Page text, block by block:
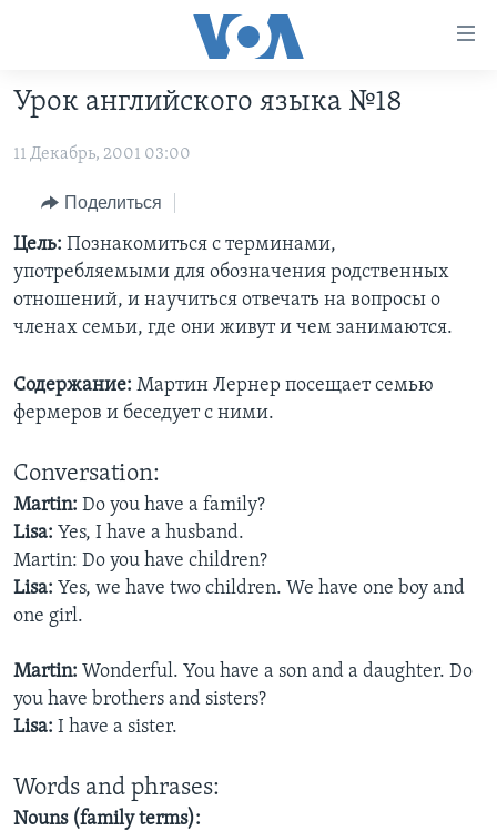
Перейти
на
основной
Перейти
основной
навигации
Перейти
ГЛАВНОЕ
ПРОГРАММЫ
АМЕРИКА
НОВОСТИ ЗА МИНУТУ
ИТОГИ
ДЕТАЛИ
АМЕРИКА. БОЛЬШОЕ ПУТЕШЕСТВИЕ
ПРОЕКТЫ
УЧИМ АНГЛИЙСКИЙ
НАША АМЕРИКАНСКАЯ ИСТОРИЯ
АМЕРИКАНСКИЕ ГОРОДКИ
ЭКСПЕРТИЗА
ИНТЕРВЬЮ
ФАКТЫ ПРОТИВ ФЕЙКОВ
УЧИМ АНГЛИЙСКИЙ
ПОДПИСКА НА НОВОСТИ
Learning English
СОЦИАЛЬНЫЕ СЕТИ
Языки
Урок английского языка №18
11 Декабрь, 2001 03:00
Поделиться
Цель: Познакомиться с терминами,
употребляемыми для обозначения родственных
отношений, и научиться отвечать на вопросы о
членах семьи, где они живут и чем занимаются.
Содержание: Мартин Лернер посещает семью
фермеров и беседует с ними.
Conversation:
Martin: Do you have a family?
Lisa: Yes, I have a husband.
Martin: Do you have children?
Lisa: Yes, we have two children. We have one boy and
one girl.
Martin: Wonderful. You have a son and a daughter. Do
you have brothers and sisters?
Lisa: I have a sister.
Words and phrases:
Nouns (family terms):